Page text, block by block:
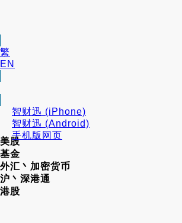
繁
EN
智财迅 (iPhone)
智财迅 (Android)
手机版网页
美股
基金
外汇丶加密货币
沪丶深港通
港股